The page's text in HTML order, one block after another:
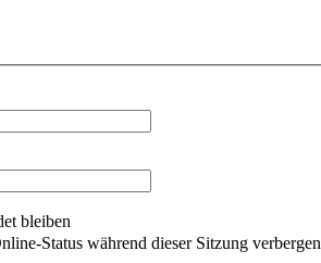
bleiben
Status während dieser Sitzung verbergen